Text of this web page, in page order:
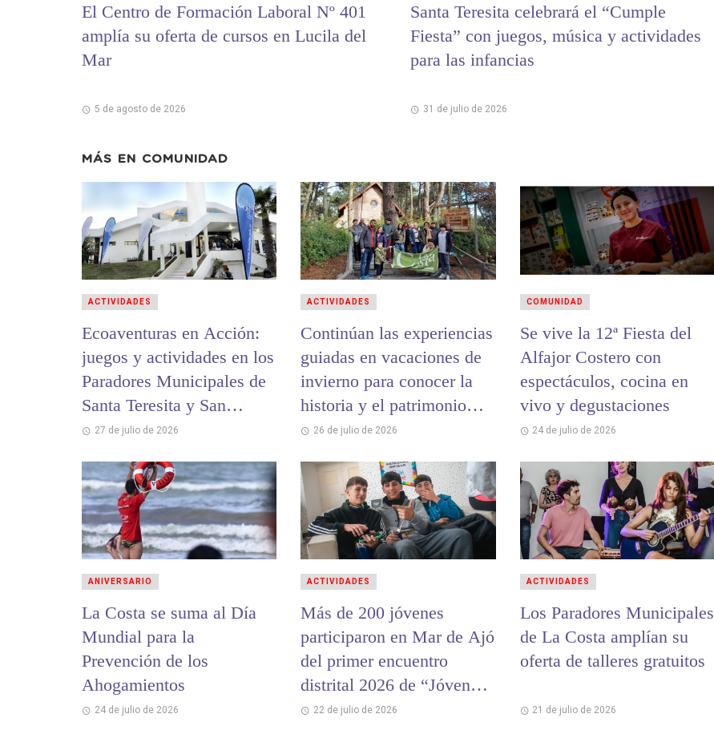
El Centro de Formación Laboral Nº 401
amplía su oferta de cursos en Lucila del
Mar
5 de agosto de 2026
Santa Teresita celebrará el “Cumple
Fiesta” con juegos, música y actividades
para las infancias
31 de julio de 2026
MÁS EN COMUNIDAD
Ecoaventuras en Acción:
juegos y actividades en los
Paradores Municipales de
Santa Teresita y San
Bernardo
27 de julio de 2026
ACTIVIDADES
Continúan las experiencias
guiadas en vacaciones de
invierno para conocer la
historia y el patrimonio
cultural de La Costa
26 de julio de 2026
ACTIVIDADES
Se vive la 12ª Fiesta del
Alfajor Costero con
espectáculos, cocina en
vivo y degustaciones
24 de julio de 2026
COMUNIDAD
La Costa se suma al Día
Mundial para la
Prevención de los
Ahogamientos
24 de julio de 2026
ANIVERSARIO
Más de 200 jóvenes
participaron en Mar de Ajó
del primer encuentro
distrital 2026 de “Jóvenes
y Memoria”
22 de julio de 2026
ACTIVIDADES
Los Paradores Municipales
de La Costa amplían su
oferta de talleres gratuitos
21 de julio de 2026
ACTIVIDADES